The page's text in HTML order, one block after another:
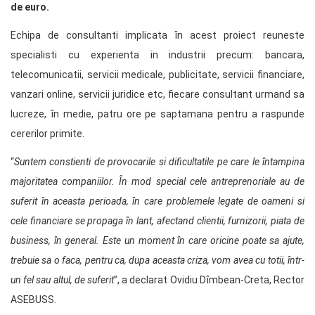
de euro.
Echipa de consultanti implicata ȋn acest proiect reuneste
specialisti cu experienta in industrii precum: bancara,
telecomunicatii, servicii medicale, publicitate, servicii financiare,
vanzari online, servicii juridice etc, fiecare consultant urmand sa
lucreze, ȋn medie, patru ore pe saptamana pentru a raspunde
cererilor primite.
“Suntem constienti de provocarile si dificultatile pe care le ȋntampina
majoritatea companiilor. Ȋn mod special cele antreprenoriale au de
suferit ȋn aceasta perioada, ȋn care problemele legate de oameni si
cele financiare se propaga ȋn lant, afectand clientii, furnizorii, piata de
business, ȋn general. Este un moment ȋn care oricine poate sa ajute,
trebuie sa o faca, pentru ca, dupa aceasta criza, vom avea cu totii, ȋntr-
un fel sau altul, de suferit”, a declarat Ovidiu Dȋmbean-Creta, Rector
ASEBUSS.